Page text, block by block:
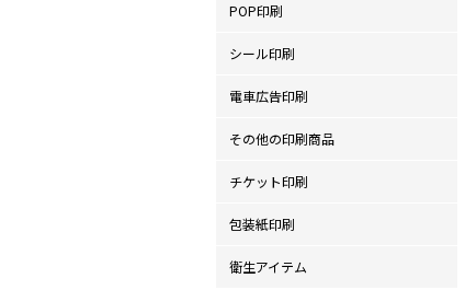
POP印刷
シール印刷
電車広告印刷
その他の印刷商品
チケット印刷
包装紙印刷
衛生アイテム